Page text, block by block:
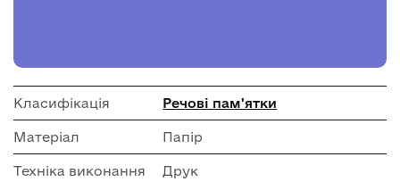
Класифікація Речові пам'ятки
Матеріал Папір
Техніка виконання Друк